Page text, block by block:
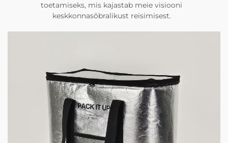
toetamiseks, mis kajastab meie visiooni
keskkonnasõbralikust reisimisest.